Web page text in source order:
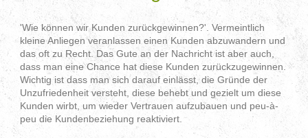
'Wie können wir Kunden zurückgewinnen?'. Vermeintlich
kleine Anliegen veranlassen einen Kunden abzuwandern und
das oft zu Recht. Das Gute an der Nachricht ist aber auch,
dass man eine Chance hat diese Kunden zurückzugewinnen.
Wichtig ist dass man sich darauf einlässt, die Gründe der
Unzufriedenheit versteht, diese behebt und gezielt um diese
Kunden wirbt, um wieder Vertrauen aufzubauen und peu-à-
peu die Kundenbeziehung reaktiviert.
- win back, reqctivate, Kunden zurückgewinnen, Kunden